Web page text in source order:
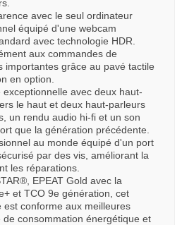
avec le seul ordinateur
équipé d'une webcam
avec technologie HDR.
aux commandes de
importantes grâce au pavé tactile
en option.
avec deux haut-
le haut et deux haut-parleurs
un rendu audio hi-fi et un son
que la génération précédente.
au monde équipé d'un port
par des vis, améliorant la
les réparations.
EPEAT Gold avec la
et TCO 9e génération, cet
est conforme aux meilleures
de consommation énergétique et